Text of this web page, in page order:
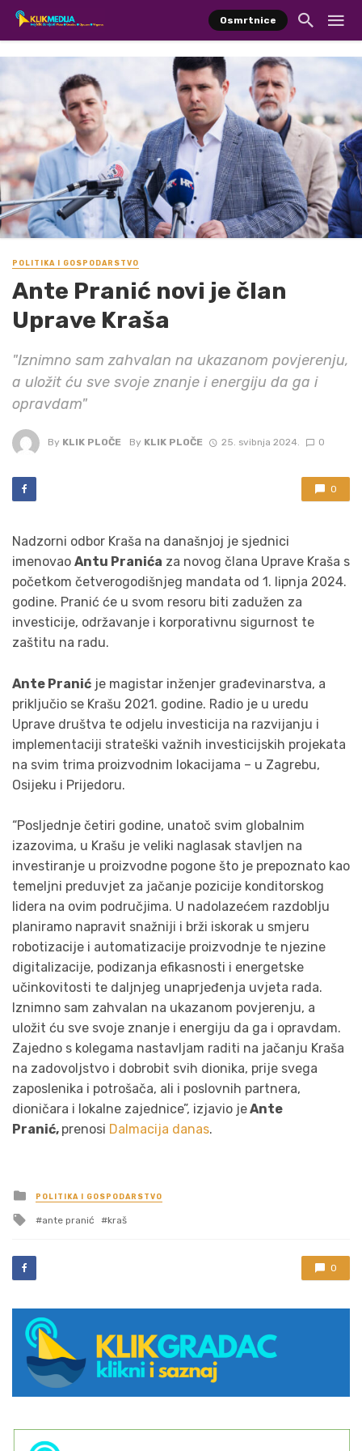
Osmrtnice
POLITIKA I GOSPODARSTVO
Ante Pranić novi je član
Uprave Kraša
"Iznimno sam zahvalan na ukazanom povjerenju,
a uložit ću sve svoje znanje i energiju da ga i
opravdam"
By KLIK PLOČE By KLIK PLOČE 25. svibnja 2024. 0
0
Nadzorni odbor Kraša na današnjoj je sjednici
imenovao Antu Pranića za novog člana Uprave Kraša s
početkom četverogodišnjeg mandata od 1. lipnja 2024.
godine. Pranić će u svom resoru biti zadužen za
investicije, održavanje i korporativnu sigurnost te
zaštitu na radu.
Ante Pranić je magistar inženjer građevinarstva, a
priključio se Krašu 2021. godine. Radio je u uredu
Uprave društva te odjelu investicija na razvijanju i
implementaciji strateški važnih investicijskih projekata
na svim trima proizvodnim lokacijama – u Zagrebu,
Osijeku i Prijedoru.
“Posljednje četiri godine, unatoč svim globalnim
izazovima, u Krašu je veliki naglasak stavljen na
investiranje u proizvodne pogone što je prepoznato kao
temeljni preduvjet za jačanje pozicije konditorskog
lidera na ovim područjima. U nadolazećem razdoblju
planiramo napravit snažniji i brži iskorak u smjeru
robotizacije i automatizacije proizvodnje te njezine
digitalizacije, podizanja efikasnosti i energetske
učinkovitosti te daljnjeg unaprjeđenja uvjeta rada.
Iznimno sam zahvalan na ukazanom povjerenju, a
uložit ću sve svoje znanje i energiju da ga i opravdam.
Zajedno s kolegama nastavljam raditi na jačanju Kraša
na zadovoljstvo i dobrobit svih dionika, prije svega
zaposlenika i potrošača, ali i poslovnih partnera,
dioničara i lokalne zajednice”, izjavio jeAnte
Pranić, prenosi Dalmacija danas.
Posted
in
POLITIKA I GOSPODARSTVO
Tagged
ante pranić kraš
0